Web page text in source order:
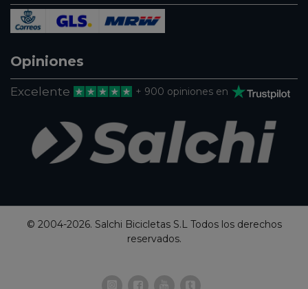
Opiniones
Excelente + 900 opiniones en
© 2004-2026. Salchi Bicicletas S.L Todos los derechos
reservados.